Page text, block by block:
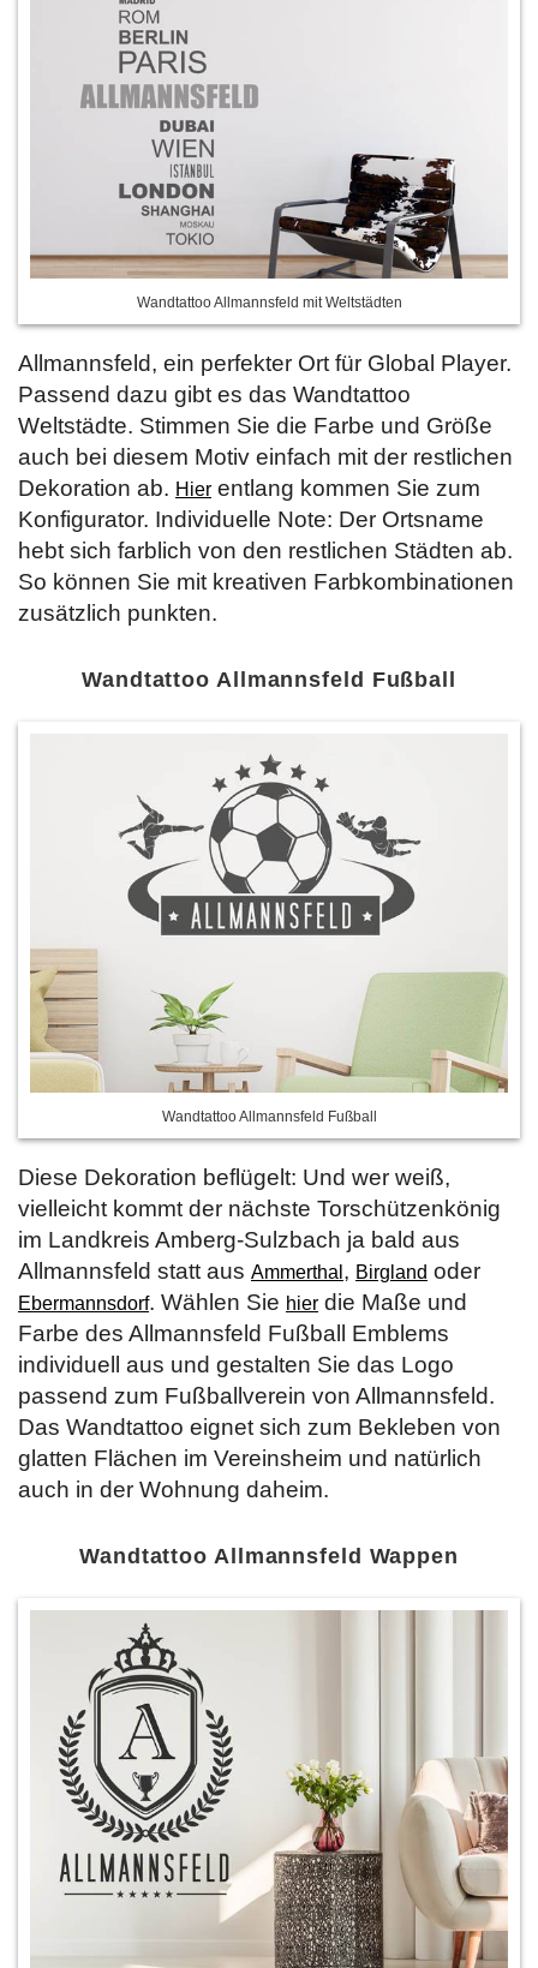
Wandtattoo Allmannsfeld mit Weltstädten
Allmannsfeld, ein perfekter Ort für Global Player.
Passend dazu gibt es das Wandtattoo
Weltstädte. Stimmen Sie die Farbe und Größe
auch bei diesem Motiv einfach mit der restlichen
Dekoration ab. Hier entlang kommen Sie zum
Konfigurator. Individuelle Note: Der Ortsname
hebt sich farblich von den restlichen Städten ab.
So können Sie mit kreativen Farbkombinationen
zusätzlich punkten.
Wandtattoo Allmannsfeld Fußball
Wandtattoo Allmannsfeld Fußball
Diese Dekoration beflügelt: Und wer weiß,
vielleicht kommt der nächste Torschützenkönig
im Landkreis Amberg-Sulzbach ja bald aus
Allmannsfeld statt aus Ammerthal , Birgland oder
Ebermannsdorf. Wählen Sie hier die Maße und
Farbe des Allmannsfeld Fußball Emblems
individuell aus und gestalten Sie das Logo
passend zum Fußballverein von Allmannsfeld.
Das Wandtattoo eignet sich zum Bekleben von
glatten Flächen im Vereinsheim und natürlich
auch in der Wohnung daheim.
Wandtattoo Allmannsfeld Wappen